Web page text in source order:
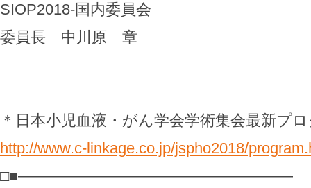
SIOP2018-国内委員会
委員長 中川原 章
＊日本小児血液・がん学会学術集会最新プ
http://www.c-linkage.co.jp/jspho2018/
□■――――――――――――――――――